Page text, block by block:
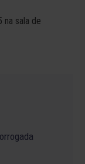
na sala de